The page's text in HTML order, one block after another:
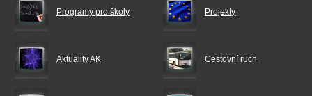
Programy pro školy Projekty
Aktuality AK Cestovní ruch